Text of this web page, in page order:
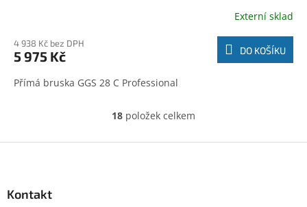
Externí sklad
4 938 Kč bez DPH
5 975 Kč DO KOŠÍKU
Přímá bruska GGS 28 C Professional
O
l
18 položek celkem
Kontakt